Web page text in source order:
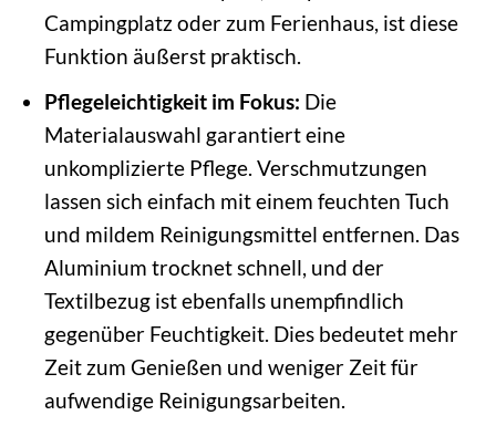
Campingplatz oder zum Ferienhaus, ist diese
Funktion äußerst praktisch.
Pflegeleichtigkeit im Fokus: Die
Materialauswahl garantiert eine
unkomplizierte Pflege. Verschmutzungen
lassen sich einfach mit einem feuchten Tuch
und mildem Reinigungsmittel entfernen. Das
Aluminium trocknet schnell, und der
Textilbezug ist ebenfalls unempfindlich
gegenüber Feuchtigkeit. Dies bedeutet mehr
Zeit zum Genießen und weniger Zeit für
aufwendige Reinigungsarbeiten.